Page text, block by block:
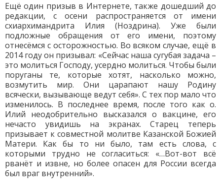
Ещё один призыв в Интернете, также дошедший до
редакции, с осени распространяется от имени
схиархимандрита Илия (Ноздрина). Уже были
подложные обращения от его имени, поэтому
отнесёмся с осторожностью. Во всяком случае, ещё в
2014 году он призывал: «Сейчас наша сугубая задача –
это молиться Господу, усердно молиться. Чтобы были
поруганы те, которые хотят, насколько можно,
возмутить мир. Они царапают нашу Родину
всячески, вызывающе ведут себя». С тех пор мало что
изменилось. В последнее время, после того как о.
Илий неодобрительно высказался о вакцине, его
нечасто увидишь на экранах. Старец теперь
призывает к совместной молитве Казанской Божией
Матери. Как бы то ни было, там есть слова, с
которыми трудно не согласиться: «…Вот-вот всё
рванёт и извне, но более опасен для России всегда
был враг внутренний».